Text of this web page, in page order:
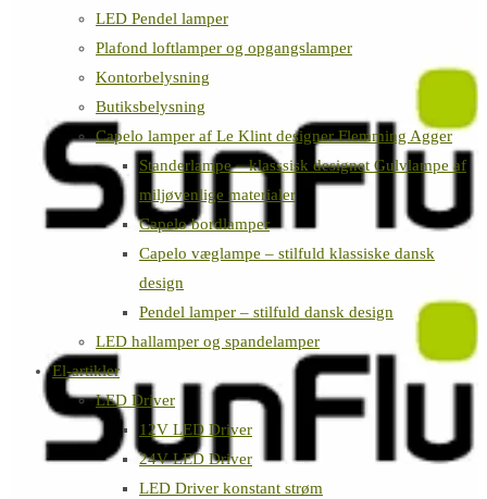
LED Pendel lamper
Plafond loftlamper og opgangslamper
Kontorbelysning
Butiksbelysning
Capelo lamper af Le Klint designer Flemming Agger
Standerlampe – klasssisk designet Gulvlampe af
miljøvenlige materialer
Capelo bordlamper
Capelo væglampe – stilfuld klassiske dansk
design
Pendel lamper – stilfuld dansk design
LED hallamper og spandelamper
El-artikler
LED Driver
12V LED Driver
24V LED Driver
LED Driver konstant strøm